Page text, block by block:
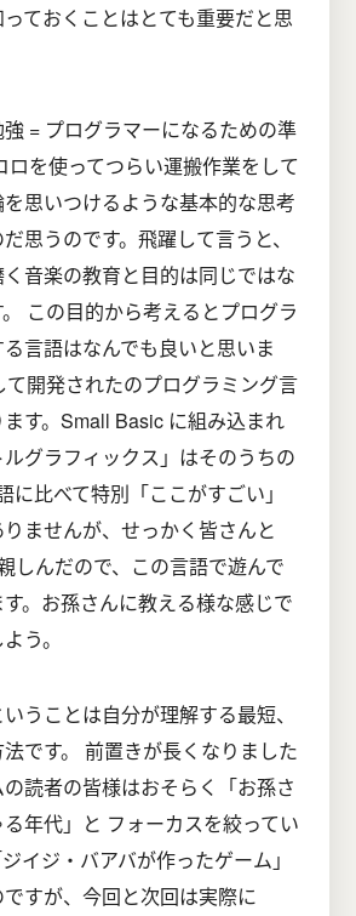
ておくことはとても重要だと思
= プログラマーになるための準
ロを使ってつらい運搬作業をして
思いつけるような基本的な思考
思うのです。飛躍して言うと、
音楽の教育と目的は同じではな
この目的から考えるとプログラ
言語はなんでも良いと思いま
て開発されたのプログラミング言
す。Small Basic に組み込まれ
グラフィックス」はそのうちの
に比べて特別「ここがすごい」
ませんが、せっかく皆さんと
しんだので、この言語で遊んで
。お孫さんに教える様な感じで
う。
うことは自分が理解する最短、
です。 前置きが長くなりました
読者の皆様はおそらく「お孫さ
年代」と フォーカスを絞ってい
イジ・バアバが作ったゲーム」
すが、今回と次回は実際に